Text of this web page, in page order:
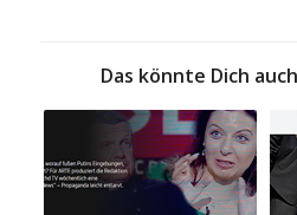
Das könnte Dich